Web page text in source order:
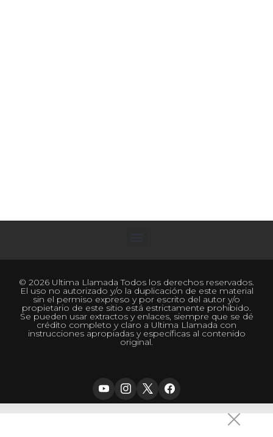
© 2026 Ultima Llamada Todos los derechos reservados.
El uso no autorizado y/o la duplicación de este material
sin el permiso expreso y por escrito del autor y/o
propietario de este sitio está estrictamente prohibido.
Se pueden usar extractos y enlaces, siempre que se dé
crédito completo y claro a Ultima Llamada con
instrucciones apropiadas y específicas al contenido
original.